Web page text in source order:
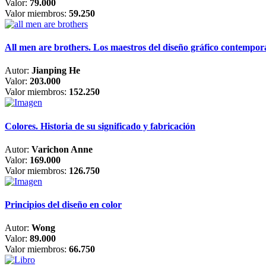
Valor: 79.000
Valor miembros: 59.250
All men are brothers. Los maestros del diseño gráfico
Autor: Jianping He
Valor: 203.000
Valor miembros: 152.250
Colores. Historia de su significado y fabricación
Autor: Varichon Anne
Valor: 169.000
Valor miembros: 126.750
Principios del diseño en color
Autor: Wong
Valor: 89.000
Valor miembros: 66.750